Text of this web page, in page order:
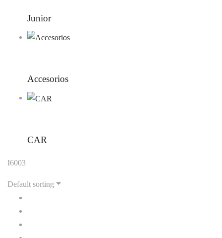
Junior
Accesorios
CAR
I6003
Default sorting